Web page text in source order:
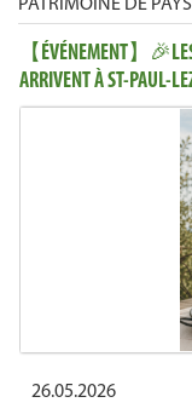
PATRIMOINE DE
【ÉVÉNEMENT】
ARRIVENT À ST-PAUL-
26.05.2026